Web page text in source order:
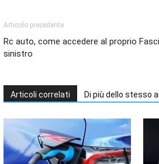
Articolo precedente
Rc auto, come accedere al proprio
sinistro
Articoli correlati Di più dello stesso